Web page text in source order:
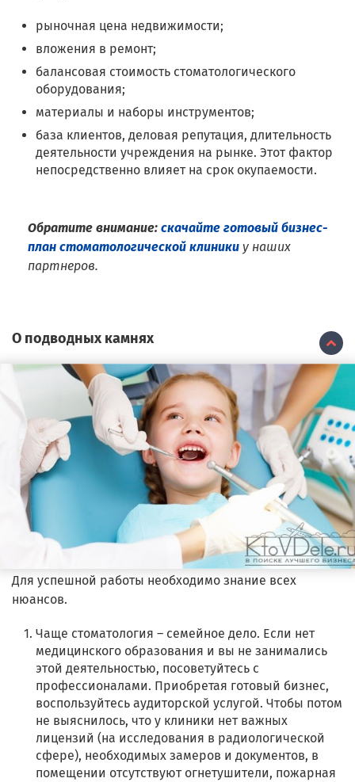
рыночная цена недвижимости;
вложения в ремонт;
балансовая стоимость стоматологического
оборудования;
материалы и наборы инструментов;
база клиентов, деловая репутация, длительность
деятельности учреждения на рынке. Этот фактор
непосредственно влияет на срок окупаемости.
Обратите внимание: скачайте готовый бизнес-
план стоматологической клиники у наших
партнеров.
О подводных камнях
Для успешной работы необходимо знание всех
нюансов.
Чаще стоматология – семейное дело. Если нет
медицинского образования и вы не занимались
этой деятельностью, посоветуйтесь с
профессионалами. Приобретая готовый бизнес,
воспользуйтесь аудиторской услугой. Чтобы потом
не выяснилось, что у клиники нет важных
лицензий (на исследования в радиологической
сфере), необходимых замеров и документов, в
помещении отсутствуют огнетушители, пожарная